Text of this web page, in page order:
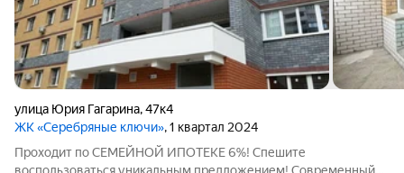
улица Юрия Гагарина,47к4
ЖК «Серебряные ключи», 1 квартал 2024
Проходит по СЕМЕЙНОЙ ИПОТЕКЕ 6%! Спешите